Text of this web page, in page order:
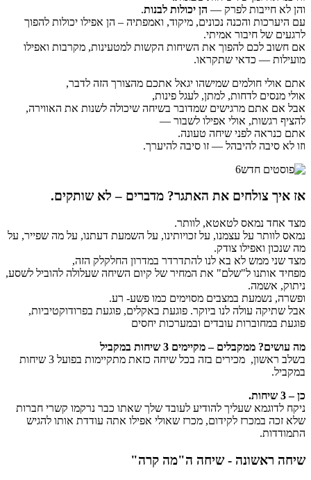
והן לא חייבות לפרק — הן יכולות לבנות.
עם היערכות והכנה נכונים, מיקוד, ואמפתיה – הן אפילו יכולות להפוך
לרגעים של חיבור אמיתי.
אם חשוב לכם להפוך את השיחות הקשות למטעינות, מקרבות ואפילו
מועילות — כדאי שתקראו.
אתם אולי חולמים שמישהו יגאל אתכם מהצורך הזה לדבר,
אולי מנסים לדחות, למתן, לעגל פינות,
אבל אם אתם מרגישים שמדובר בשיחה שיכולה לשנות את האווירה,
להציף רגשות, אולי אפילו לשבור —
אתם כנראה לפני שיחה טעונה.
וזו לא סיבה להיבהל — זו סיבה להיערך.
אז איך צולחים את האתגר? מדברים – לא שותקים.
מצד אחד נמאס לטאטא, לוותר.
נמאס לוותר על עצמנו, על זכויותינו, על השמעת דעתנו, על מה שפייר, על
מה שנכון ואפילו צודק.
מצד שני ממש לא בא לנו להתדרדר במדרון החלקלק הזה,
מפחיד אותנו ל"שלם" את המחיר של קיום השיחה שעלולה להוביל לשסע,
ניתוק, אשמה.
ופשרה, נשמעת במצבים מסוימים כמו פשע- רע.
אבל שתיקה עולה לנו ביוקר. פוגעת באקלים, פוגעת בפרודוקטיביות,
פוגעת במחוברות עובדים ובמערכות יחסים
מה עושים? ממקבלים – מקיימים 3 שיחות במקביל
בשלב ראשון, מכירים בזה בכל שיחה כזאת מתקיימות בפועל 3 שיחות
במקביל.
כן – 3 שיחות.
ניקח לדוגמא שעליך להודיע לעובד שלך שאתו כבר נרקמו קשרי חברות
שלא זכה במכרז לקידום, מכרז שאולי אפילו אתה עודדת אותו להגיש
התמודדות.
שיחה ראשונה - שיחה ה"מה קרה"